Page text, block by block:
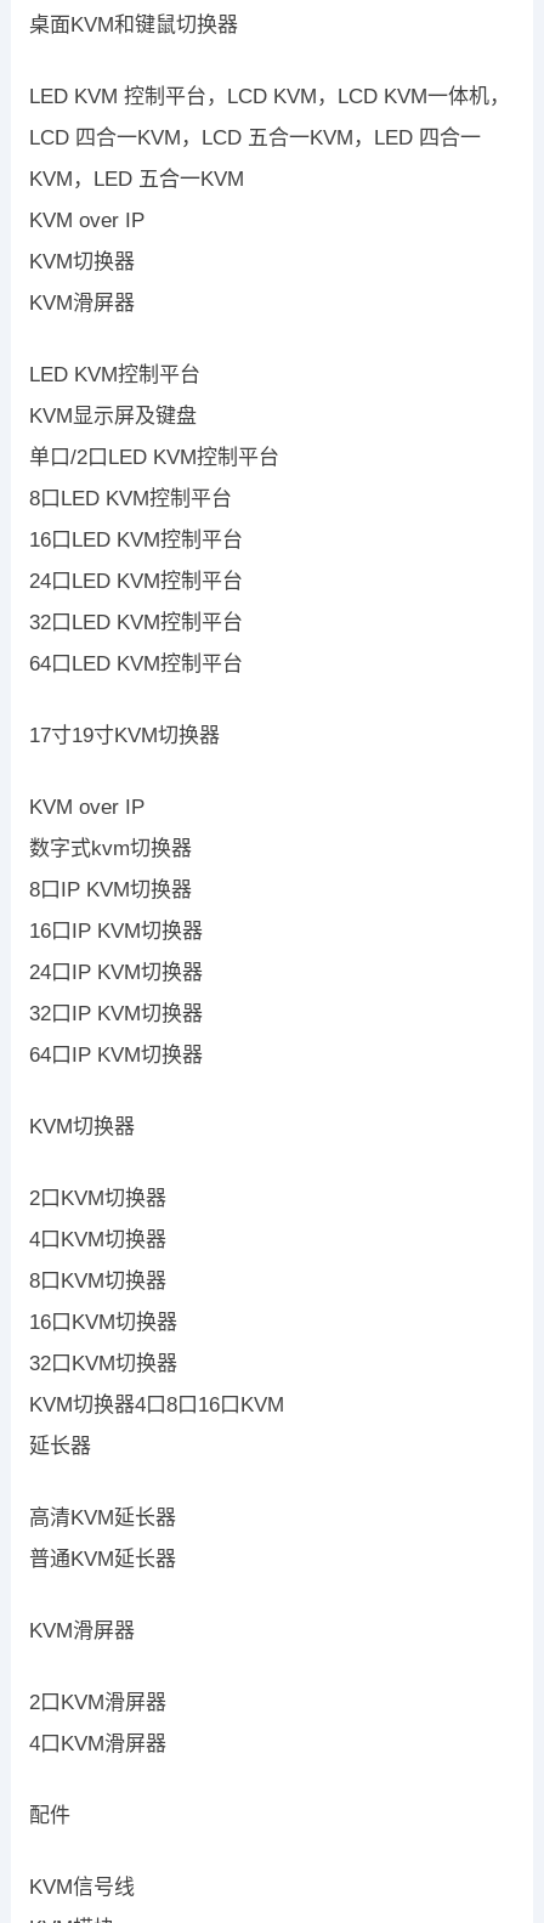
桌面KVM和键鼠切换器
LED KVM 控制平台，LCD KVM，LCD KVM一体机，
LCD 四合一KVM，LCD 五合一KVM，LED 四合一
KVM，LED 五合一KVM
KVM over IP
KVM切换器
KVM滑屏器
LED KVM控制平台
KVM显示屏及键盘
单口/2口LED KVM控制平台
8口LED KVM控制平台
16口LED KVM控制平台
24口LED KVM控制平台
32口LED KVM控制平台
64口LED KVM控制平台
17寸19寸KVM切换器
KVM over IP
数字式kvm切换器
8口IP KVM切换器
16口IP KVM切换器
24口IP KVM切换器
32口IP KVM切换器
64口IP KVM切换器
KVM切换器
2口KVM切换器
4口KVM切换器
8口KVM切换器
16口KVM切换器
32口KVM切换器
KVM切换器4口8口16口KVM
延长器
高清KVM延长器
普通KVM延长器
KVM滑屏器
2口KVM滑屏器
4口KVM滑屏器
配件
KVM信号线